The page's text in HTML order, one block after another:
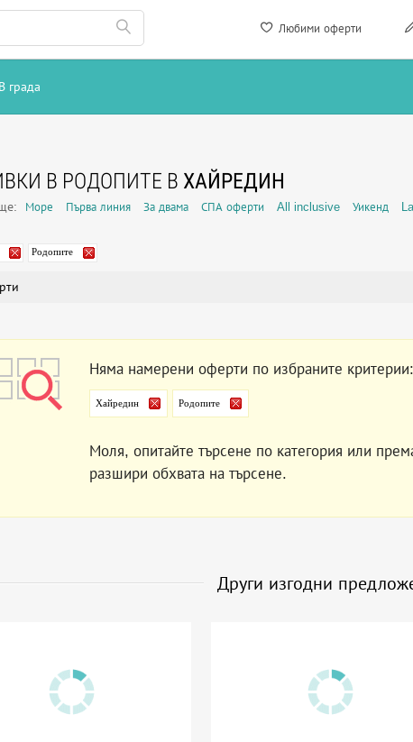
Любими оферти
В града
В РОДОПИТЕ В ХАЙРЕДИН
Море Първа линия За двама СПА оферти All inclusive Уикенд
Родопите
Няма намерени оферти по избраните критерии:
Хайредин Родопите
Моля, опитайте търсене по категория или
разшири обхвата на търсене.
Други изгодни